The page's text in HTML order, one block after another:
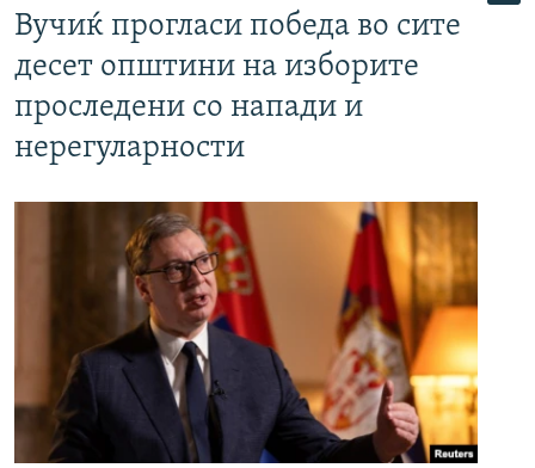
Вучиќ прогласи победа во сите
десет општини на изборите
проследени со напади и
нерегуларности